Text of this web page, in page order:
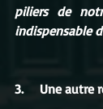
piliers de
indispensable
3.     Une autre